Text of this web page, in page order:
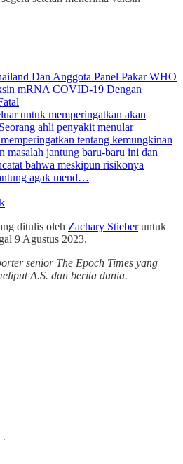
Dan Anggota Panel Pakar WHO
mRNA COVID-19 Dengan
untuk memperingatkan akan
ahli penyakit menular
tentang kemungkinan
masalah jantung baru-baru ini dan
bahwa meskipun risikonya
agak mend…
ditulis oleh Zachary Stieberuntuk
9 Agustus 2023.
senior The Epoch Times yang
A.S. dan berita dunia.